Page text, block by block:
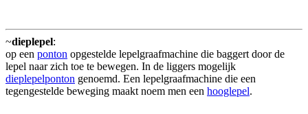
~dieplepel:
op een ponton opgestelde lepelgraafmachine die baggert door de
lepel naar zich toe te bewegen. In de liggers mogelijk
dieplepelponton genoemd. Een lepelgraafmachine die een
tegengestelde beweging maakt noem men een hooglepel.